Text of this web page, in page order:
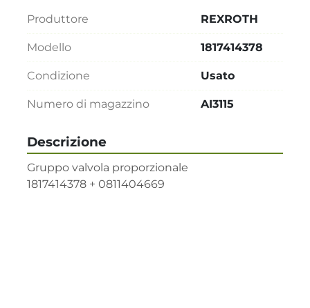
Descrizione
Gruppo valvola proporzionale
1817414378 + 0811404669
Produttore REXROTH
Modello 1817414378
Condizione Usato
Numero di magazzino AI3115